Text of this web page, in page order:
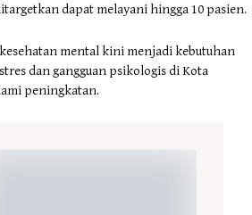
dapat melayani hingga 10 pasien.
mental kini menjadi kebutuhan
dan gangguan psikologis di Kota
peningkatan.